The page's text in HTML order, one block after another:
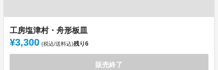
工房塩津村・舟形板皿
¥3,300 (税込/送料込)残り6
販売終了